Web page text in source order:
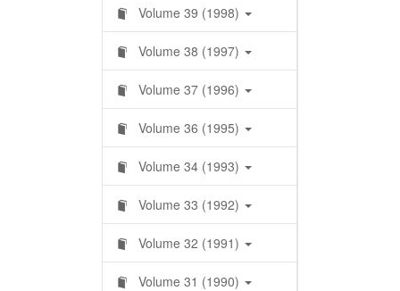
Volume 39 (1998)
Volume 38 (1997)
Volume 37 (1996)
Volume 36 (1995)
Volume 34 (1993)
Volume 33 (1992)
Volume 32 (1991)
Volume 31 (1990)